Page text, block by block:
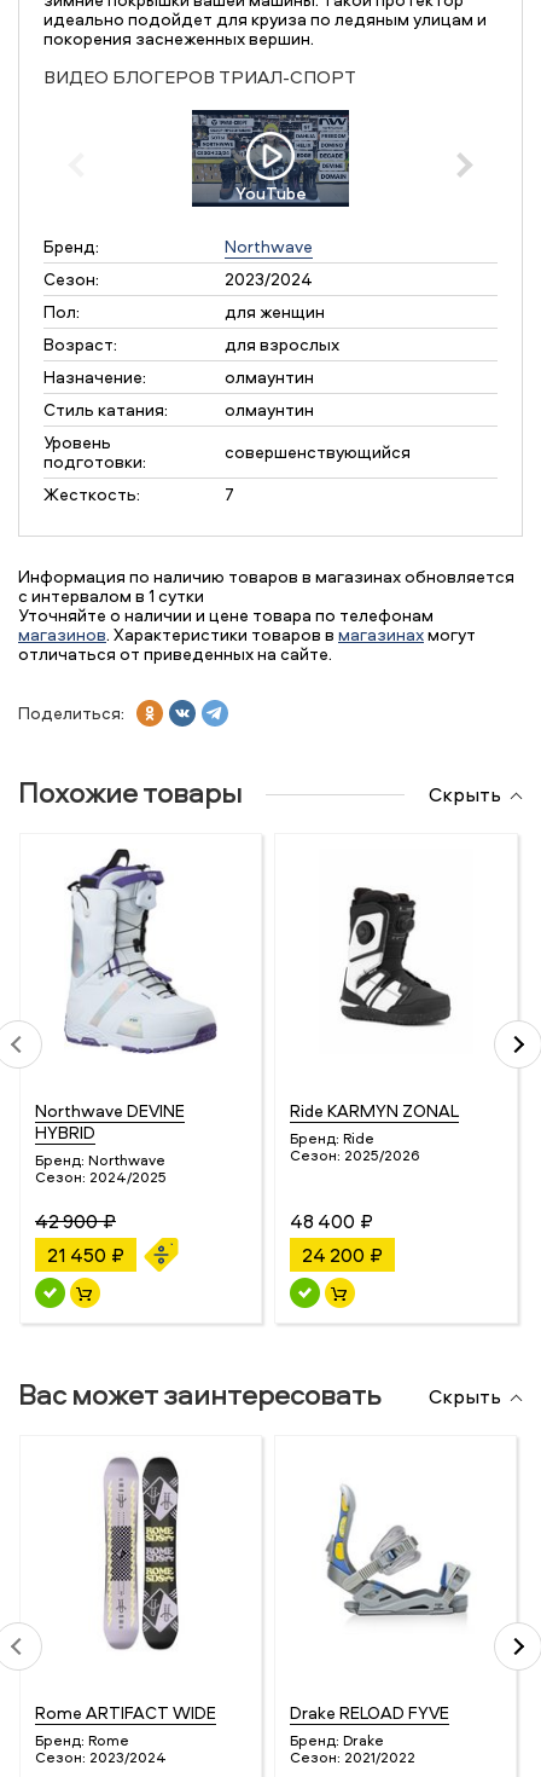
идеально подойдет для круиза по ледяным улицам и
покорения заснеженных вершин.
ВИДЕО БЛОГЕРОВ ТРИАЛ-СПОРТ
YouTube
Бренд:
Northwave
Сезон:
2023/2024
Пол:
для женщин
Возраст:
для взрослых
Назначение:
олмаунтин
Стиль катания:
олмаунтин
Уровень
подготовки:
совершенствующийся
Жесткость:
7
Информация по наличию товаров в магазинах обновляется
с интервалом в 1 сутки
Уточняйте о наличии и цене товара по телефонам
магазинов. Характеристики товаров в магазинахмогут
отличаться от приведенных на сайте.
Поделиться:
Похожие товары Скрыть
Northwave DEVINE
HYBRID
Бренд: Northwave
Сезон: 2024/2025
42 900 ₽
21 450 ₽
Ride KARMYN ZONAL
Бренд: Ride
Сезон: 2025/2026
48 400 ₽
24 200 ₽
Вас может заинтересовать Скрыть
Rome ARTIFACT WIDE
Бренд: Rome
Сезон: 2023/2024
Drake RELOAD FYVE
Бренд: Drake
Сезон: 2021/2022